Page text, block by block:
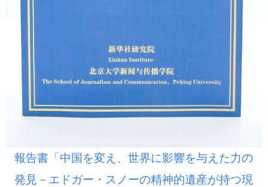
報告書「中国を変え、世界に影響を与えた力の
発見－エドガー・スノーの精神的遺産が持つ現